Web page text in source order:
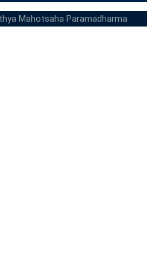
Mahotsaha Paramadharma